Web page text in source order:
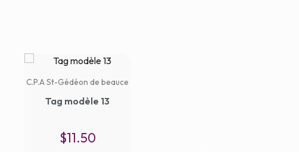
C.P.A St-Gédéon de beauce
Tag modèle 13
$11.50